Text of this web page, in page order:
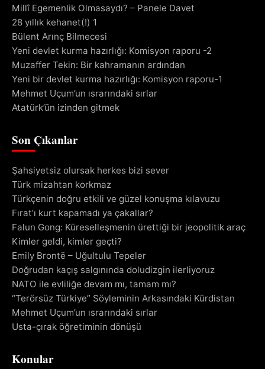
Millî Egemenlik Olmasaydı? – Panele Davet
28 yıllık kehanet(!) 1
Bülent Arınç Bilmecesi
Yeni devlet kurma hazırlığı: Komisyon raporu -2
Muzaffer Tekin: Bir kahramanın ardından
Yeni bir devlet kurma hazırlığı: Komisyon raporu-1
Mehmet Uçum’un ısrarındaki sırlar
Atatürk’ün izinden gitmek
Son Çıkanlar
Şahsiyetsiz olursak herkes bizi sever
Türk mizahtan korkmaz
Türkçenin doğru etkili ve güzel konuşma kılavuzu
Fırat’ı kurt kapamadı ya çakallar?
Falun Gong: Küreselleşmenin ürettiği bir jeopolitik araç
Kimler geldi, kimler geçti?
Emily Brontë – Uğultulu Tepeler
Doğrudan kaçış salgınında doludizgin ilerliyoruz
NATO ile evliliğe devam mı, tamam mı?
“Terörsüz Türkiye” Söyleminin Arkasındaki Kürdistan
Mehmet Uçum’un ısrarındaki sırlar
Usta-çırak öğretiminin dönüşü
Konular